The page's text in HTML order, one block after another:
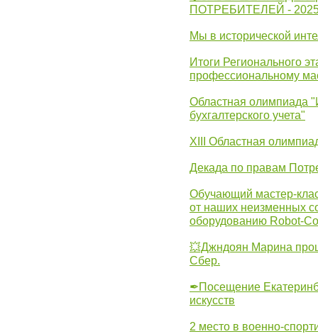
ПОТРЕБИТЕЛЕЙ -
Мы в исторической
Итоги Регионального
профессиональному
Областная олимпиада
бухгалтерского учета"
XIII Областная
Декада по правам
Обучающий мастер-
от наших неизменных
оборудованию Robot-
💥Джндоян Марина
Сбер.
✒Посещение
искусств
2 место в военно-